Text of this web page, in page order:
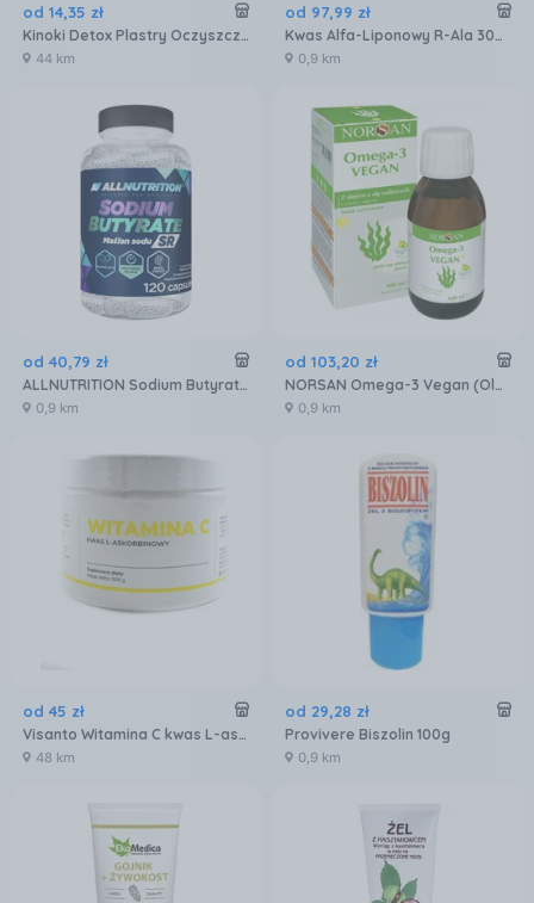
od 14,35 zł
Kinoki Detox Plastry Oczyszczające 10 szt.
44 km
od 97,99 zł
Kwas Alfa-Liponowy R-Ala 300 Mg 60kaps Biowen
0,9 km
od 40,79 zł
ALLNUTRITION Sodium Butyrate SR 120 kapsułek
0,9 km
od 103,20 zł
NORSAN Omega-3 Vegan (Olej z alg morskich) 100ml
0,9 km
od 45 zł
Visanto Witamina C kwas L-askorbinowy 500g
48 km
od 29,28 zł
Provivere Biszolin 100g
0,9 km